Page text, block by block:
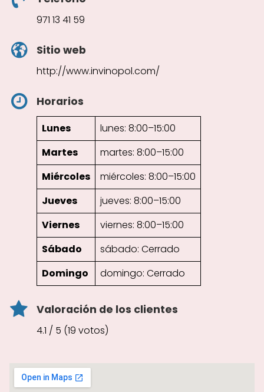
971 13 41 59
Sitio web
http://www.invinopol.com/
Horarios
Lunes
lunes: 8:00–15:00
Martes
martes: 8:00–15:00
Miércoles
miércoles: 8:00–15:00
Jueves
jueves: 8:00–15:00
Viernes
viernes: 8:00–15:00
Sábado
sábado: Cerrado
Domingo
domingo: Cerrado
Valoración de los clientes
4.1 / 5 (19 votos)